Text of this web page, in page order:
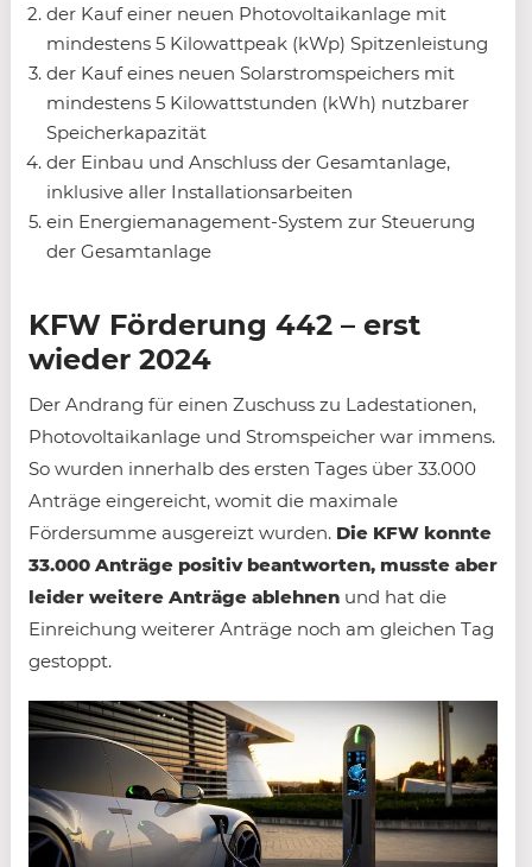
der Kauf einer neuen Photo­voltaik­anlage mit
mindestens 5 Kilowatt­peak (kWp) Spitzenleistung
der Kauf eines neuen Solar­strom­speichers mit
mindestens 5 Kilowatt­stunden (kWh) nutz­barer
Speicherkapazität
der Einbau und Anschluss der Gesamt­anlage,
inklusive aller Installations­arbeiten
ein Energiemanagement-System zur Steuerung
der Gesamt­anlage
KFW Förderung 442 – erst
wieder 2024
Der Andrang für einen Zuschuss zu Ladestationen,
Photovoltaikanlage und Stromspeicher war immens.
So wurden innerhalb des ersten Tages über 33.000
Anträge eingereicht, womit die maximale
Fördersumme ausgereizt wurden. Die KFW konnte
33.000 Anträge positiv beantworten, musste aber
leider weitere Anträge ablehnen und hat die
Einreichung weiterer Anträge noch am gleichen Tag
gestoppt.